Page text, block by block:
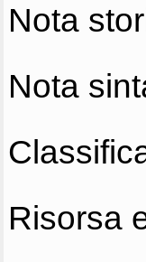
Nota
Nota
Risorsa